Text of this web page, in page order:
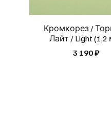
Кромкорез /
Лайт / Light
3 190 ₽